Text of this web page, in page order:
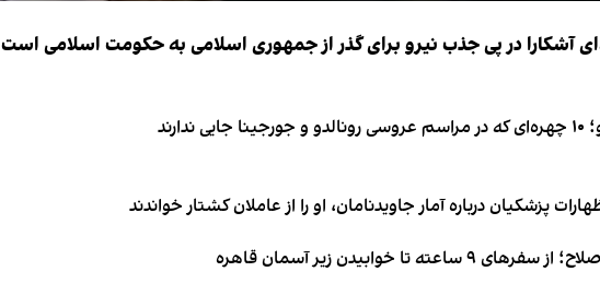
آشکارا در پی جذب نیرو برای گذر از جمهوری اسلامی به حکومت اسلامی است
پزشکیان درباره آمار جاویدنامان، او را از عاملان کشتار خواندند
تا خوابیدن زیر آسمان قاهره